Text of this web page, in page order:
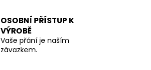
OSOBNÍ PŘÍSTUP K
VÝROBĚ
Vaše přání je naším
závazkem.